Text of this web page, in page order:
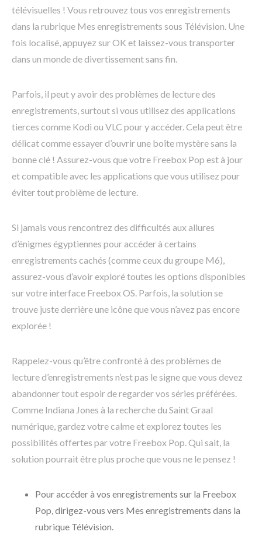
télévisuelles ! Vous retrouvez tous vos enregistrements
dans la rubrique Mes enregistrements sous Télévision. Une
fois localisé, appuyez sur OK et laissez-vous transporter
dans un monde de divertissement sans fin.
Parfois, il peut y avoir des problèmes de lecture des
enregistrements, surtout si vous utilisez des applications
tierces comme Kodi ou VLC pour y accéder. Cela peut être
délicat comme essayer d’ouvrir une boîte mystère sans la
bonne clé ! Assurez-vous que votre Freebox Pop est à jour
et compatible avec les applications que vous utilisez pour
éviter tout problème de lecture.
Si jamais vous rencontrez des difficultés aux allures
d’énigmes égyptiennes pour accéder à certains
enregistrements cachés (comme ceux du groupe M6),
assurez-vous d’avoir exploré toutes les options disponibles
sur votre interface Freebox OS. Parfois, la solution se
trouve juste derrière une icône que vous n’avez pas encore
explorée !
Rappelez-vous qu’être confronté à des problèmes de
lecture d’enregistrements n’est pas le signe que vous devez
abandonner tout espoir de regarder vos séries préférées.
Comme Indiana Jones à la recherche du Saint Graal
numérique, gardez votre calme et explorez toutes les
possibilités offertes par votre Freebox Pop. Qui sait, la
solution pourrait être plus proche que vous ne le pensez !
Pour accéder à vos enregistrements sur la Freebox
Pop, dirigez-vous vers Mes enregistrements dans la
rubrique Télévision.